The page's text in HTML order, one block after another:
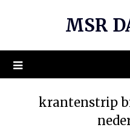
MSR
krantenstrip